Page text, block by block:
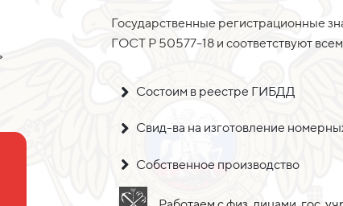
Государственные регистрационные
ГОСТ Р 50577-18 и соответствуют
Состоим в реестре ГИБДД
Свид-ва на изготовление
Собственное производство